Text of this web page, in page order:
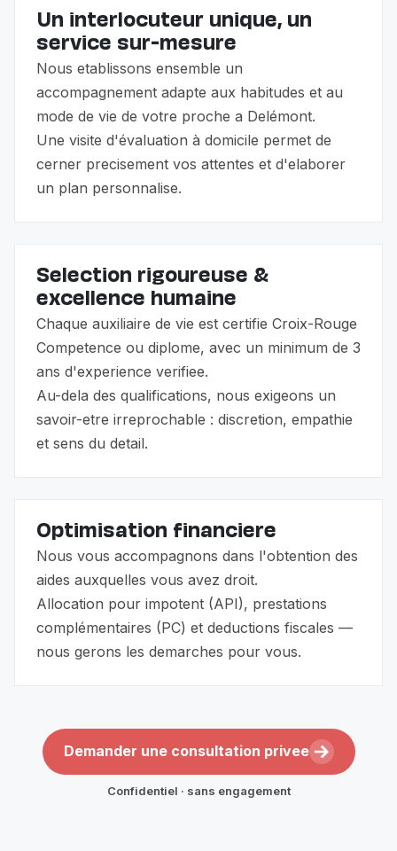
Un interlocuteur unique, un
service sur-mesure
Nous etablissons ensemble un
accompagnement adapte aux habitudes et au
mode de vie de votre proche a Delémont.
Une visite d'évaluation à domicile permet de
cerner precisement vos attentes et d'elaborer
un plan personnalise.
Selection rigoureuse &
excellence humaine
Chaque auxiliaire de vie est certifie Croix-Rouge
Competence ou diplome, avec un minimum de 3
ans d'experience verifiee.
Au-dela des qualifications, nous exigeons un
savoir-etre irreprochable : discretion, empathie
et sens du detail.
Optimisation financiere
Nous vous accompagnons dans l'obtention des
aides auxquelles vous avez droit.
Allocation pour impotent (API), prestations
complémentaires (PC) et deductions fiscales —
nous gerons les demarches pour vous.
Demander une consultation privee
Confidentiel · sans engagement